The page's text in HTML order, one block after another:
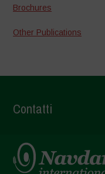
Brochures
Other Publications
Contatti